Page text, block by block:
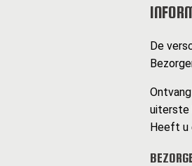
De
uiterste
Heeft u